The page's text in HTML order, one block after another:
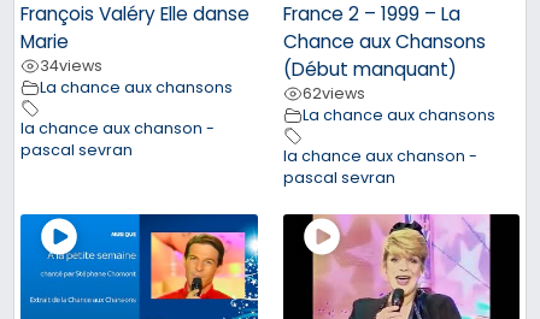
François Valéry Elle danse
Marie
34views
La chance aux chansons
la chance aux chanson -
pascal sevran
France 2 – 1999 – La
Chance aux Chansons
(Début manquant)
62views
La chance aux chansons
la chance aux chanson -
pascal sevran